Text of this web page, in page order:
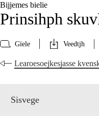
Bijjemes bielie
Prinsihph
Gïele Veedtjh
Learoesoejkesjasse
Sisvege